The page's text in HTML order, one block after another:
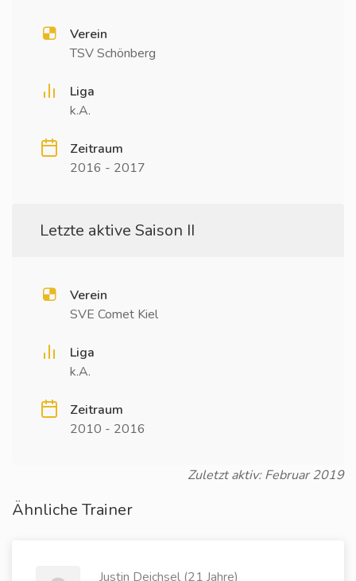
Verein
TSV Schönberg
Liga
k.A.
Zeitraum
2016 - 2017
Letzte aktive Saison II
Verein
SVE Comet Kiel
Liga
k.A.
Zeitraum
2010 - 2016
Zuletzt aktiv: Februar 2019
Ähnliche Trainer
Justin Deichsel (21 Jahre)